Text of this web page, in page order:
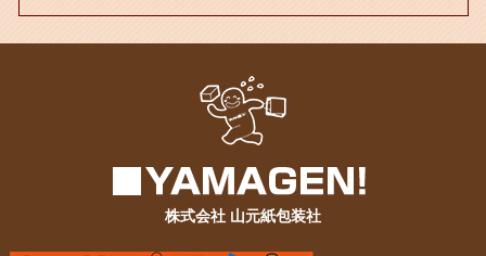
株式会社 山元紙包装社